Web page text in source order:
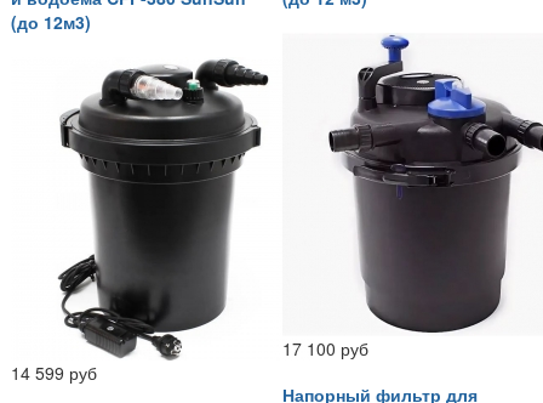
(до 12м3)
14 599 руб
17 100 руб
Напорный фильтр для